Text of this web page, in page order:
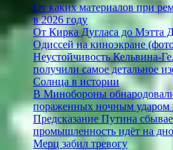
От каких материалов при
в 2026 году
От Кирка Дугласа до Мэтта
Одиссей на киноэкране
Неустойчивость Кельвина-
получили самое детальное
Солнца в истории
В Минобороны
пораженных ночным ударом
Предсказание Путина
промышленность идёт на
Мерц забил тревогу